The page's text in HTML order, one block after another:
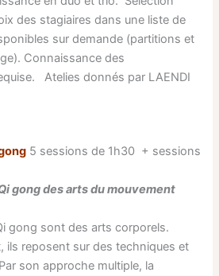
des stagiaires dans une liste de
sur demande (partitions et
Connaissance des
Atelies donnés par LAENDI
5 sessions de 1h30 + sessions
gong des arts du mouvement
gong sont des arts corporels.
ils reposent sur des techniques et
son approche multiple, la